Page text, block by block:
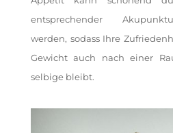
entsprechender
werden, sodass Ihre
Gewicht auch nach einer
selbige bleibt.